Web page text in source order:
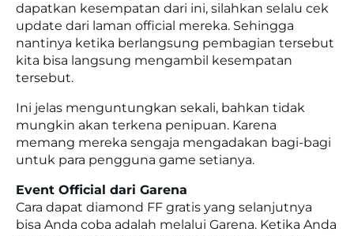
dapatkan kesempatan dari ini, silahkan selalu cek
update dari laman official mereka. Sehingga
nantinya ketika berlangsung pembagian tersebut
kita bisa langsung mengambil kesempatan
tersebut.
Ini jelas menguntungkan sekali, bahkan tidak
mungkin akan terkena penipuan. Karena
memang mereka sengaja mengadakan bagi-bagi
untuk para pengguna game setianya.
Event Official dari Garena
Cara dapat diamond FF gratis yang selanjutnya
bisa Anda coba adalah melalui Garena. Ketika Anda